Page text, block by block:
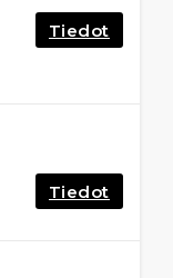
Tiedot
Tiedot